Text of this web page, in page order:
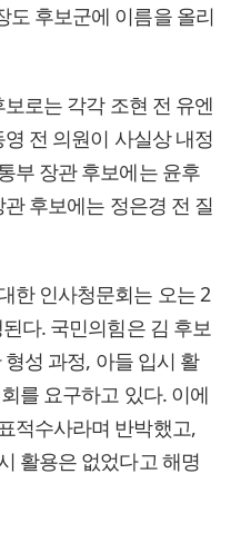
도 후보군에 이름을 올리
로는 각각 조현 전 유엔
전 의원이 사실상 내정
부 장관 후보에는 윤후
후보에는 정은경 전 질
한 인사청문회는 오는 2
다. 국민의힘은 김 후보
성 과정, 아들 입시 활
를 요구하고 있다. 이에
적수사라며 반박했고,
활용은 없었다고 해명